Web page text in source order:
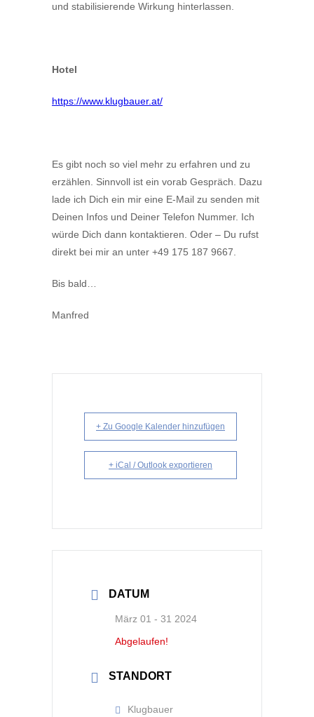
und stabilisierende Wirkung hinterlassen.
Hotel
https://www.klugbauer.at/
Es gibt noch so viel mehr zu erfahren und zu
erzählen. Sinnvoll ist ein vorab Gespräch. Dazu
lade ich Dich ein mir eine E-Mail zu senden mit
Deinen Infos und Deiner Telefon Nummer. Ich
würde Dich dann kontaktieren. Oder – Du rufst
direkt bei mir an unter +49 175 187 9667.
Bis bald…
Manfred
+ Zu Google Kalender hinzufügen
+ iCal / Outlook exportieren
DATUM
März 01 - 31 2024
Abgelaufen!
STANDORT
Klugbauer